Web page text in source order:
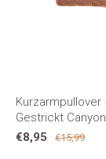
Kurzarmpullover
Gestrickt Canyon
€8,95
€15,99